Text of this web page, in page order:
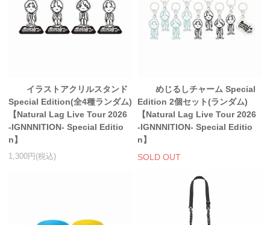
イラストアクリルスタンド
Special Edition(全4種ランダム)
【Natural Lag Live Tour 2026
-IGNNNITION- Special Editio
n】
1,300円(税込)
めじるしチャーム Special
Edition 2個セット(ランダム)
【Natural Lag Live Tour 2026
-IGNNNITION- Special Editio
n】
SOLD OUT